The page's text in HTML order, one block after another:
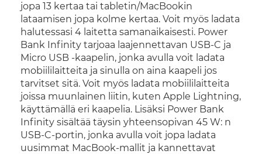
jopa 13 kertaa tai tabletin/MacBookin
lataamisen jopa kolme kertaa. Voit myös ladata
halutessasi 4 laitetta samanaikaisesti. Power
Bank Infinity tarjoaa laajennettavan USB-C ja
Micro USB -kaapelin, jonka avulla voit ladata
mobiililaitteita ja sinulla on aina kaapeli jos
tarvitset sitä. Voit myös ladata mobiililaitteita
joissa muunlainen liitin, kuten Apple Lightning,
käyttämällä eri kaapelia. Lisäksi Power Bank
Infinity sisältää täysin yhteensopivan 45 W: n
USB-C-portin, jonka avulla voit jopa ladata
uusimmat MacBook-mallit ja kannettavat